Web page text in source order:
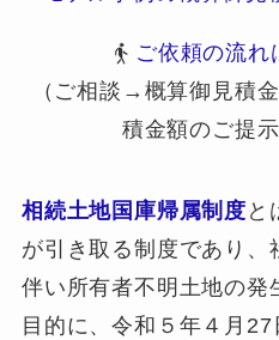
ご依頼の流れ
（ご相談→概算御見積
積金額のご提
相続土地国庫帰属制度 と
が引き取る制度であり、
伴い所有者不明土地の発
目的に、令和５年４月27